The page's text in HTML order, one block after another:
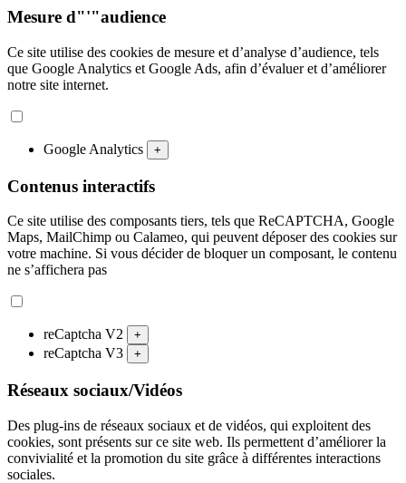
Mesure d"'"audience
Ce site utilise des cookies de mesure et d’analyse d’audience, tels
que Google Analytics et Google Ads, afin d’évaluer et d’améliorer
notre site internet.
Google Analytics +
Contenus interactifs
Ce site utilise des composants tiers, tels que ReCAPTCHA, Google
Maps, MailChimp ou Calameo, qui peuvent déposer des cookies sur
votre machine. Si vous décider de bloquer un composant, le contenu
ne s’affichera pas
reCaptcha V2 +
reCaptcha V3 +
Réseaux sociaux/Vidéos
Des plug-ins de réseaux sociaux et de vidéos, qui exploitent des
cookies, sont présents sur ce site web. Ils permettent d’améliorer la
convivialité et la promotion du site grâce à différentes interactions
sociales.